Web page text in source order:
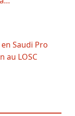
Saudi Pro
au LOSC